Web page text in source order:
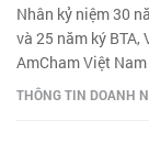
Nhân kỷ niệm 30
và 25 năm ký
AmCham Việt
THÔNG TIN DOANH